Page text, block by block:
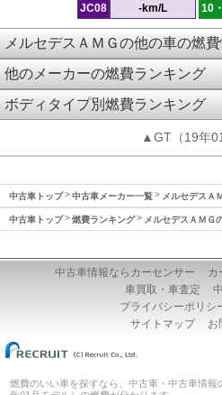
JC08 -km/L 10
メルセデスＡＭＧの他の車の燃費
他のメーカーの燃費ランキング
ボディタイプ別燃費ランキング
▲GT（19年
中古車トップ 中古車メーカー一覧 メルセデスＡ
中古車トップ 燃費ランキング メルセデスＡＭＧ
中古車情報ならカーセンサー
カ
車買取・車査定
プライバシーポリシ
サイトマップ
お
燃費のいい車を探すなら、中古車・中古車情